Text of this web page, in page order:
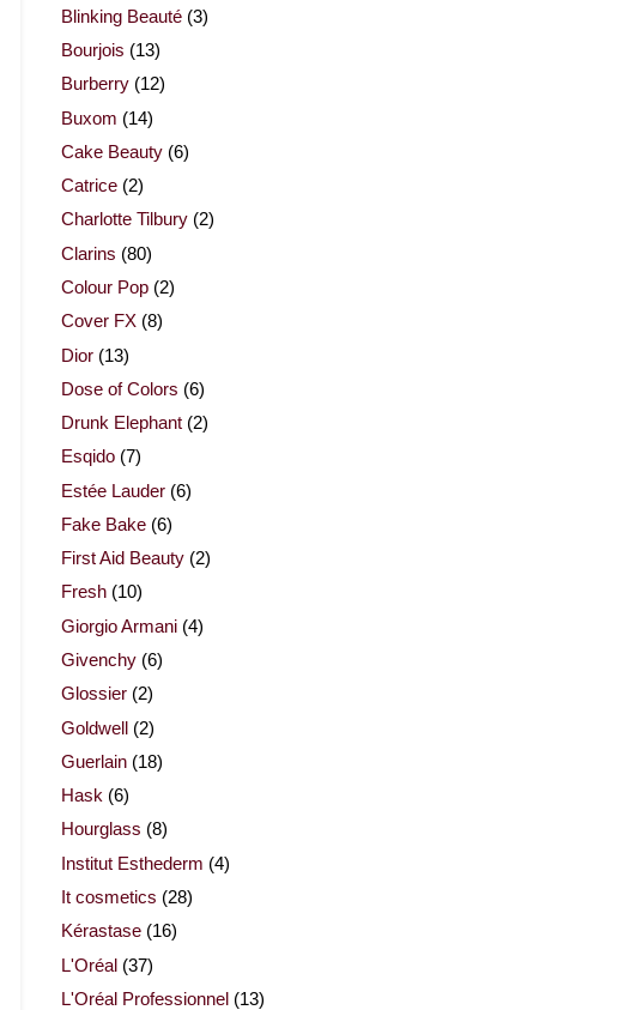
Blinking Beauté (3)
Bourjois (13)
Burberry (12)
Buxom (14)
Cake Beauty (6)
Catrice (2)
Charlotte Tilbury (2)
Clarins (80)
Colour Pop (2)
Cover FX (8)
Dior (13)
Dose of Colors (6)
Drunk Elephant (2)
Esqido (7)
Estée Lauder (6)
Fake Bake (6)
First Aid Beauty (2)
Fresh (10)
Giorgio Armani (4)
Givenchy (6)
Glossier (2)
Goldwell (2)
Guerlain (18)
Hask (6)
Hourglass (8)
Institut Esthederm (4)
It cosmetics (28)
Kérastase (16)
L'Oréal (37)
L'Oréal Professionnel (13)